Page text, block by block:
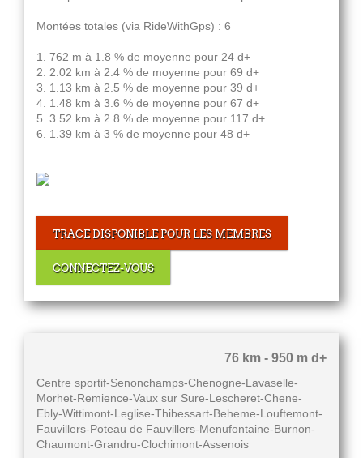
Montées totales (via RideWithGps) : 6
1. 762 m à 1.8 % de moyenne pour 24 d+
2. 2.02 km à 2.4 % de moyenne pour 69 d+
3. 1.13 km à 2.5 % de moyenne pour 39 d+
4. 1.48 km à 3.6 % de moyenne pour 67 d+
5. 3.52 km à 2.8 % de moyenne pour 117 d+
6. 1.39 km à 3 % de moyenne pour 48 d+
TRACE DISPONIBLE POUR LES MEMBRES
CONNECTEZ-VOUS
76 km - 950 m d+
Centre sportif-Senonchamps-Chenogne-Lavaselle-
Morhet-Remience-Vaux sur Sure-Lescheret-Chene-
Ebly-Wittimont-Leglise-Thibessart-Beheme-Louftemont-
Fauvillers-Poteau de Fauvillers-Menufontaine-Burnon-
Chaumont-Grandru-Clochimont-Assenois